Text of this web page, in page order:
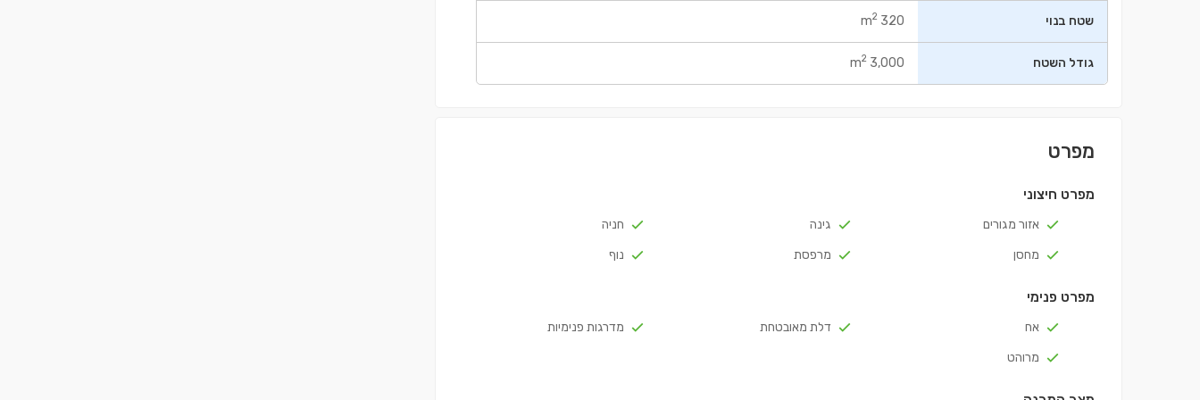
שטח בנוי 320 m
2
גודל השטח 3,000 m
2
מפרט
מפרט חיצוני
אזור מגורים גינה
חניה
מחסן
מרפסת נוף
מפרט פנימי
אח דלת מאובטחת
מדרגות פנימיות
מרוהט